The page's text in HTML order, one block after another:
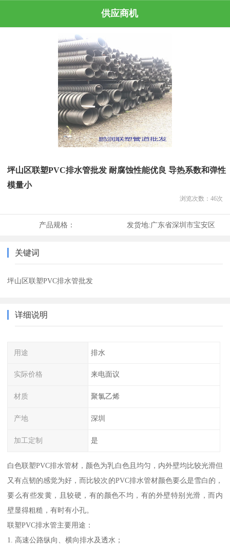
供应商机
坪山区联塑PVC排水管批发 耐腐蚀性能优良 导热系数和弹性
模量小
浏览次数： 46次
产品规格： 发货地:广东省深圳市宝安区
关键词
坪山区联塑PVC排水管批发
详细说明
用途 排水
实际价格 来电面议
材质 聚氯乙烯
产地 深圳
加工定制 是
白色联塑PVC排水管材，颜色为乳白色且均匀，内外壁均比较光滑但
又有点韧的感觉为好，而比较次的PVC排水管材颜色要么是雪白的，
要么有些发黄，且较硬，有的颜色不均，有的外壁特别光滑，而内
壁显得粗糙，有时有小孔。
联塑PVC排水管主要用途：
1. 高速公路纵向、横向排水及透水；